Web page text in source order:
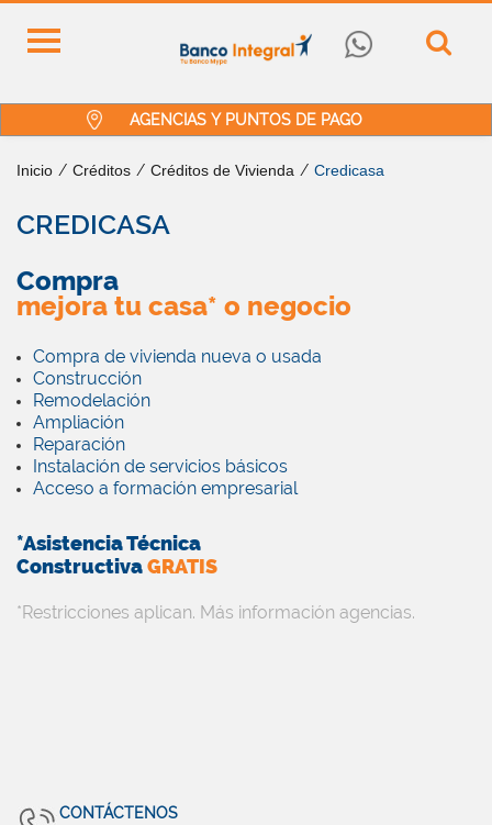
AGENCIAS Y PUNTOS DE PAGO
Inicio / Créditos / Créditos de Vivienda / Credicasa
CREDICASA
Compra
mejora tu casa* o negocio
Compra de vivienda nueva o usada
Construcción
Remodelación
Ampliación
Reparación
Instalación de servicios básicos
Acceso a formación empresarial
*Asistencia Técnica
ConstructivaGRATIS
*Restricciones aplican. Más información agencias.
CONTÁCTENOS